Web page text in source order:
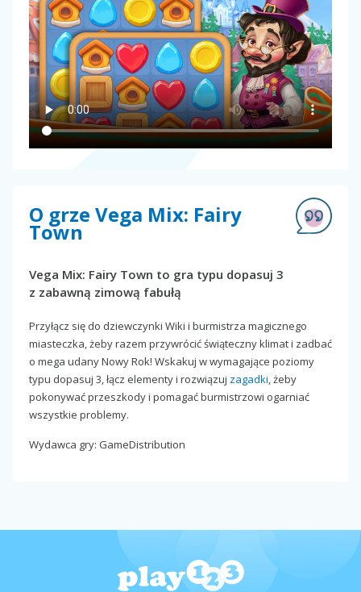
O grze Vega Mix: Fairy
Town
Vega Mix: Fairy Town to gra typu dopasuj 3
z zabawną zimową fabułą
Przyłącz się do dziewczynki Wiki i burmistrza magicznego
miasteczka, żeby razem przywrócić świąteczny klimat i zadbać
o mega udany Nowy Rok! Wskakuj w wymagające poziomy
typu dopasuj 3, łącz elementy i rozwiązuj zagadki, żeby
pokonywać przeszkody i pomagać burmistrzowi ogarniać
wszystkie problemy.
Wydawca gry: GameDistribution